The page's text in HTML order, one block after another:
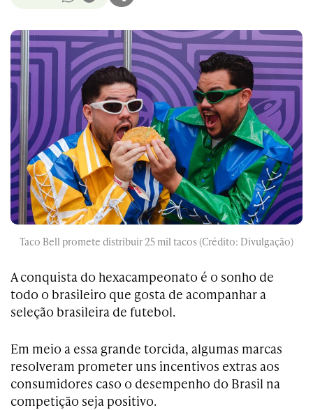
Taco Bell promete distribuir 25 mil tacos (Crédito: Divulgação)
A conquista do hexacampeonato é o sonho de
todo o brasileiro que gosta de acompanhar a
seleção brasileira de futebol.
Em meio a essa grande torcida, algumas marcas
resolveram prometer uns incentivos extras aos
consumidores caso o desempenho do Brasil na
competição seja positivo.